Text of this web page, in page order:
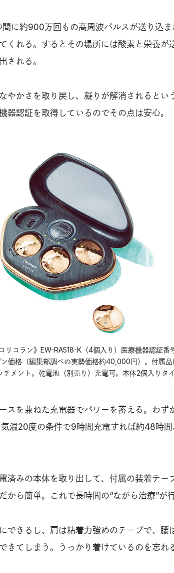
間に約900万回もの高周波パルスが送り込
くれる。するとその場所には酸素と栄養が
される。
やかさを取り戻し、凝りが解消されるとい
器認証を取得しているのでその点は安心。
リコラン》EW-RA518-K（4個入り）医療機器認証番
価格（編集部調べの実勢価格約40,000円）。付属品
メント。乾電池（別売り）充電可。本体2個入りタイ
スを兼ねた充電器でパワーを蓄える。わず
温20度の条件で9時間充電すれば約48時
済みの本体を取り出して、付属の装着テー
から簡単。これで長時間の“ながら治療”が
できるし、肩は粘着力強めのテープで、腰
きてしまう。うっかり着けているのを忘れ